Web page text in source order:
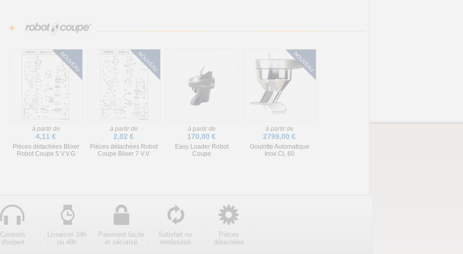
+
à partir de
4,11 €
Pièces détachées Blixer
Robot Coupe 5 V.V.G
à partir de
2,02 €
Pièces détachées Robot
Coupe Blixer 7 V.V
à partir de
170,00 €
Easy Loader Robot
Coupe
à partir de
2799,00 €
Goulotte Automatique
Inox CL 60
Conseils
d'expert
Livraison 24h
ou 48h
Paiement facile
et sécurisé
Satisfait ou
remboursé
Pièces
détachées